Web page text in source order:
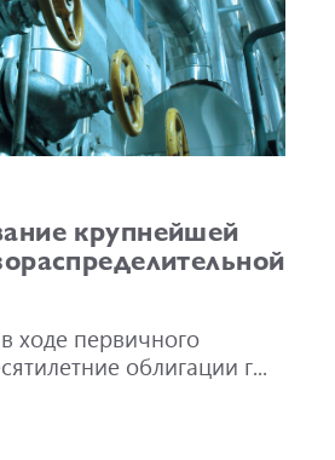
крупнейшей
ходе первичного
облигации г...